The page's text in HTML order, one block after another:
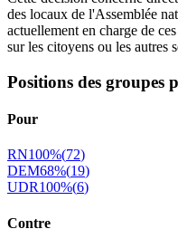
des locaux de l'Assemblée
actuellement en charge de
sur les citoyens ou les autres
Positions des groupes
Pour
RN100%(72)
DEM68%(19)
UDR100%(6)
Contre